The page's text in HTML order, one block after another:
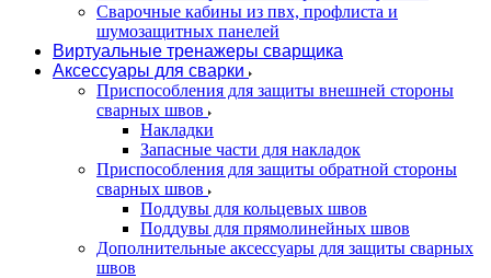
Сварочные кабины из пвх, профлиста и
шумозащитных панелей
Виртуальные тренажеры сварщика
Аксессуары для сварки
Приспособления для защиты внешней стороны
сварных швов
Накладки
Запасные части для накладок
Приспособления для защиты обратной стороны
сварных швов
Поддувы для кольцевых швов
Поддувы для прямолинейных швов
Дополнительные аксессуары для защиты сварных
швов